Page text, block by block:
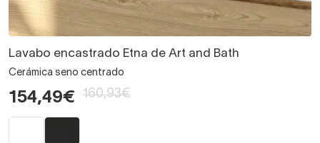
Lavabo encastrado Etna de Art and Bath
Cerámica seno centrado
154,49€ 160,93€